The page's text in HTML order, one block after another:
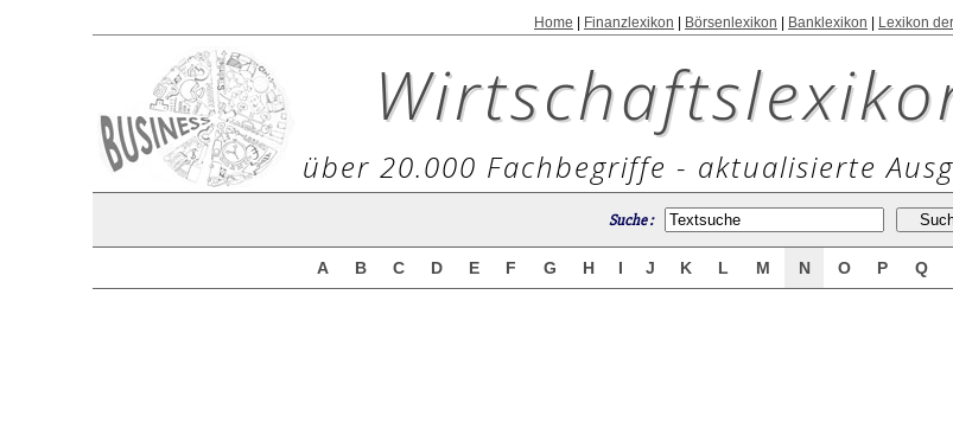
Home Finanzlexikon Börsenlexikon Banklexikon Lexikon
über 20.000 Fachbegriffe - aktualisierte
Suche :
A B C D E F G H I J K L M N O P Q